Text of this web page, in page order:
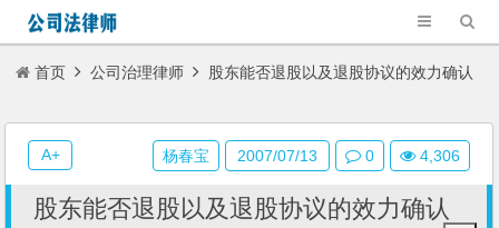
首页 公司治理律师 股东能否退股以及退股协议的效力确认
(2007)
股东能否退股以及退股协议的效力确认
杨春宝 2007/07/13 0 4,306
A+